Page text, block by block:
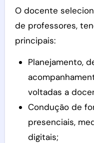
O docente
de professores,
principais:
Planejamento,
voltadas a
Condução de
presenciais,
digitais;